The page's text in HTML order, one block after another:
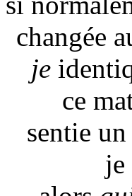
changée
je
ce
sentie
je